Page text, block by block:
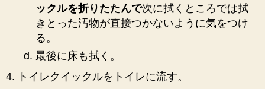
レ
を
も
綺
ックルを折りたたんで次に拭くところでは拭
きとった汚物が直接つかないように気をつけ
る。
最後に床も拭く。
トイレクイックルをトイレに流す。